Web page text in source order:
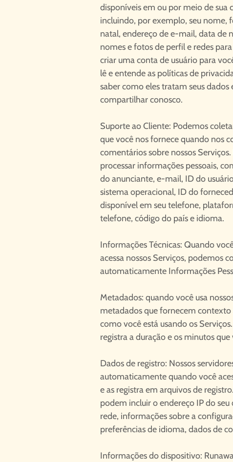
disponíveis em ou por meio de sua
incluindo, por exemplo, seu nome,
natal, endereço de e-mail, data de
nomes e fotos de perfil e redes
criar uma conta de usuário para
lê e entende as políticas de
saber como eles tratam seus dados
compartilhar conosco.
Suporte ao Cliente: Podemos
que você nos fornece quando nos
comentários sobre nossos
processar informações pessoais,
do anunciante, e-mail, ID do
sistema operacional, ID do
disponível em seu telefone,
telefone, código do país e idioma.
Informações Técnicas: Quando
acessa nossos Serviços, podemos
automaticamente Informações
Metadados: quando você usa
metadados que fornecem
como você está usando os
registra a duração e os minutos que
Dados de registro: Nossos
automaticamente quando você
e as registra em arquivos de
podem incluir o endereço IP do
rede, informações sobre a
preferências de idioma, dados de
Informações do dispositivo: